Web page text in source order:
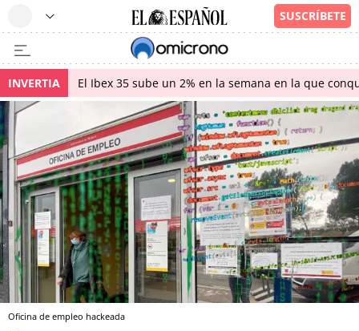
INVERTIA El Ibex 35 sube un 2% en la semana en la que
Oficina de empleo hackeada